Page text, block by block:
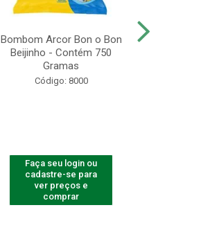
Bombom Arcor Bon o Bon
Beijinho - Contém 750
Gramas
Código: 8000
Faça seu login ou
cadastre-se para
ver preços e
comprar